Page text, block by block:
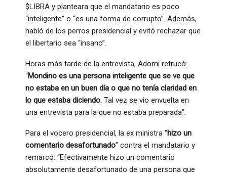
$LIBRA y planteara que el mandatario es poco
“inteligente” o “es una forma de corrupto”. Además,
habló de los perros presidencial y evitó rechazar que
el libertario sea “insano”.
Horas más tarde de la entrevista, Adorni retrucó:
“Mondino es una persona inteligente que se ve que
no estaba en un buen día o que no tenía claridad en
lo que estaba diciendo. Tal vez se vio envuelta en
una entrevista para la que no estaba preparada”.
Para el vocero presidencial, la ex ministra “hizo un
comentario desafortunado” contra el mandatario y
remarcó: “Efectivamente hizo un comentario
absolutamente desafortunado de una persona que